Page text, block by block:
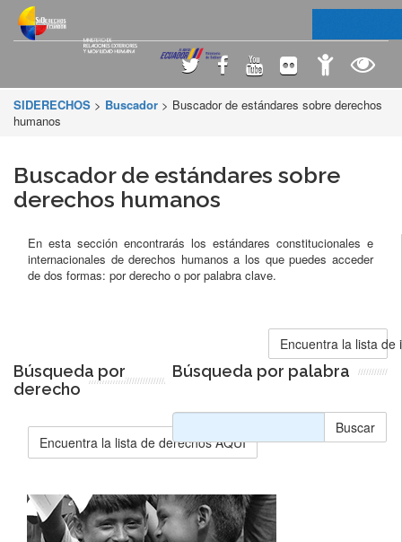
SIDERECHOS > Buscador > Buscador de estándares sobre derechos
humanos
Buscador de estándares sobre
derechos humanos
En esta sección encontrarás los estándares constitucionales e
internacionales de derechos humanos a los que puedes acceder
de dos formas: por derecho o por palabra clave.
Encuentra la lista de
Búsqueda por
derecho
Encuentra la lista de derechos AQUÍ
Búsqueda por palabra
Buscar